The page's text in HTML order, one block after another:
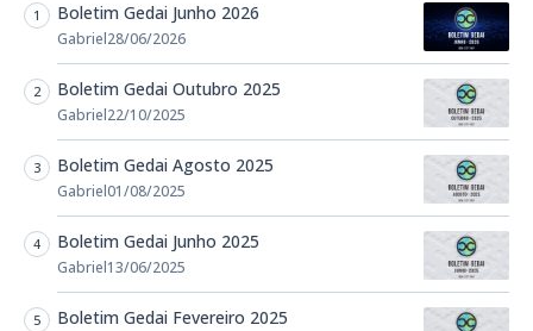
Boletim Gedai Junho 2026
Gabriel28/06/2026
Boletim Gedai Outubro 2025
Gabriel22/10/2025
Boletim Gedai Agosto 2025
Gabriel01/08/2025
Boletim Gedai Junho 2025
Gabriel13/06/2025
Boletim Gedai Fevereiro 2025